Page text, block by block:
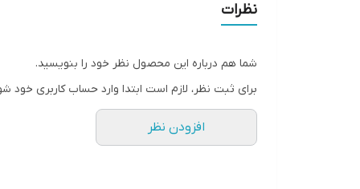
نظرات
شما هم درباره این محصول نظر خود را بنویسید.
برای ثبت نظر، لازم است ابتدا وارد حساب کاربری خود
افزودن نظر